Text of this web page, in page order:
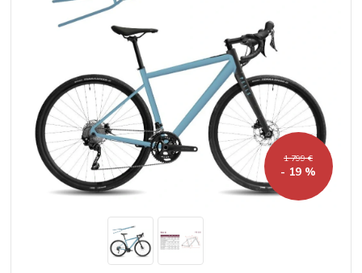
1 799 €
- 19 %